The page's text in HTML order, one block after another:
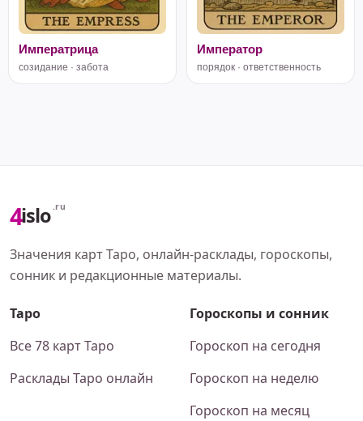
Императрица
созидание · забота
Император
порядок · ответственность
4islo.ru
Значения карт Таро, онлайн-расклады, гороскопы,
сонник и редакционные материалы.
Таро
Все 78 карт Таро
Расклады Таро онлайн
Гороскопы и сонник
Гороскоп на сегодня
Гороскоп на неделю
Гороскоп на месяц